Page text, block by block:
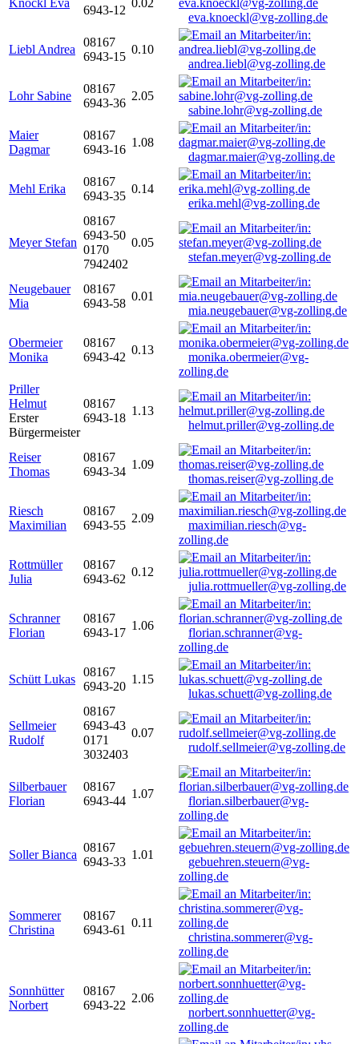
Knöckl Eva
6943-12
0.02
eva.knoeckl@vg-zolling.de
Liebl Andrea
08167
6943-15
0.10
andrea.liebl@vg-zolling.de
Lohr Sabine
08167
6943-36
2.05
sabine.lohr@vg-zolling.de
Maier
Dagmar
08167
6943-16
1.08
dagmar.maier@vg-zolling.de
Mehl Erika
08167
6943-35
0.14
erika.mehl@vg-zolling.de
Meyer Stefan
08167
6943-50
0170
7942402
0.05
stefan.meyer@vg-zolling.de
Neugebauer
Mia
08167
6943-58
0.01
mia.neugebauer@vg-zolling.de
Obermeier
Monika
08167
6943-42
0.13
monika.obermeier@vg-
zolling.de
Priller
Helmut
Erster
Bürgermeister
08167
6943-18
1.13
helmut.priller@vg-zolling.de
Reiser
Thomas
08167
6943-34
1.09
thomas.reiser@vg-zolling.de
Riesch
Maximilian
08167
6943-55
2.09
maximilian.riesch@vg-
zolling.de
Rottmüller
Julia
08167
6943-62
0.12
julia.rottmueller@vg-zolling.de
Schranner
Florian
08167
6943-17
1.06
florian.schranner@vg-
zolling.de
Schütt Lukas
08167
6943-20
1.15
lukas.schuett@vg-zolling.de
Sellmeier
Rudolf
08167
6943-43
0171
3032403
0.07
rudolf.sellmeier@vg-zolling.de
Silberbauer
Florian
08167
6943-44
1.07
florian.silberbauer@vg-
zolling.de
Soller Bianca
08167
6943-33
1.01
gebuehren.steuern@vg-
zolling.de
Sommerer
Christina
08167
6943-61
0.11
christina.sommerer@vg-
zolling.de
Sonnhütter
Norbert
08167
6943-22
2.06
norbert.sonnhuetter@vg-
zolling.de